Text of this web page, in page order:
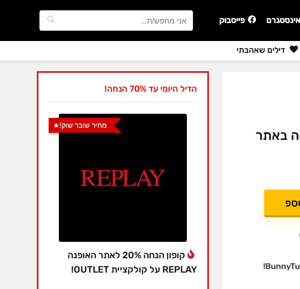
פייסבוק אינסטגרם
דילים שאהבתי
באתר
הדיל היומי עד 70% הנחה!
מחיר שובר שוק!
קופון הנחה 20% לאתר האופנה
REPLAY על קולקציית OUTLET!